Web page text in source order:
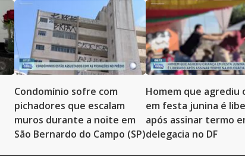
Condomínio sofre com
pichadores que escalam
muros durante a noite em
São Bernardo do Campo (SP)
Homem que agrediu
em festa junina é
após assinar termo
delegacia no DF